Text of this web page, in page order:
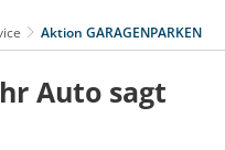
Aktion GARAGENPARKEN
Auto sagt